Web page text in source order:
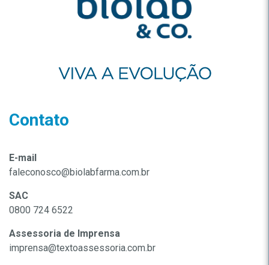
Contato
E-mail
faleconosco@biolabfarma.com.br
SAC
0800 724 6522
Assessoria de Imprensa
imprensa@textoassessoria.com.br